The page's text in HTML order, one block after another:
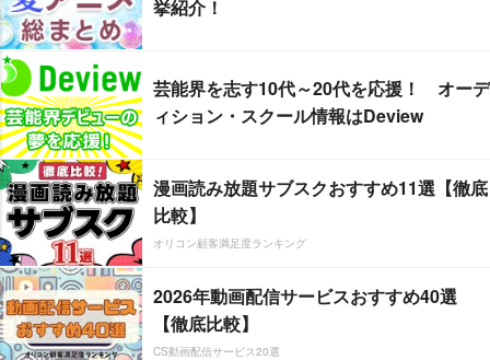
挙紹介！
芸能界を志す10代～20代を応援！ オーデ
ィション・スクール情報はDeview
漫画読み放題サブスクおすすめ11選【徹底
比較】
オリコン顧客満足度ランキング
2026年動画配信サービスおすすめ40選
【徹底比較】
CS動画配信サービス20選